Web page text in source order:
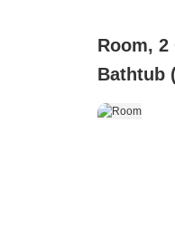
Room,
Bathtub